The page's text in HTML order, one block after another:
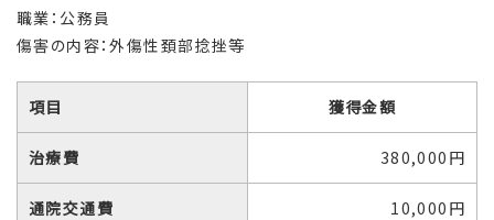
職業：公務員
傷害の内容：外傷性頚部捻挫等
項目 獲得金額
治療費 380,000円
通院交通費 10,000円